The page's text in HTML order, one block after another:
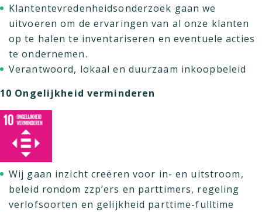
Klantentevredenheidsonderzoek gaan we
uitvoeren om de ervaringen van al onze klanten
op te halen te inventariseren en eventuele acties
te ondernemen.
Verantwoord, lokaal en duurzaam inkoopbeleid
10 Ongelijkheid verminderen
Wij gaan inzicht creëren voor in- en uitstroom,
beleid rondom zzp’ers en parttimers, regeling
verlofsoorten en gelijkheid parttime-fulltime